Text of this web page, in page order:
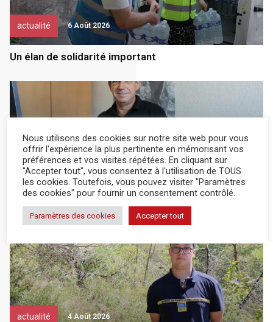
actualité 6 Août 2026
Un élan de solidarité important
Entreprendre 5 Août 2026
actualité 4 Août 2026
Nous utilisons des cookies sur notre site web pour vous
offrir l'expérience la plus pertinente en mémorisant vos
préférences et vos visites répétées. En cliquant sur
"Accepter tout", vous consentez à l'utilisation de TOUS
les cookies. Toutefois, vous pouvez visiter "Paramètres
des cookies" pour fournir un consentement contrôlé.
Paramètres des cookies Accepter tout